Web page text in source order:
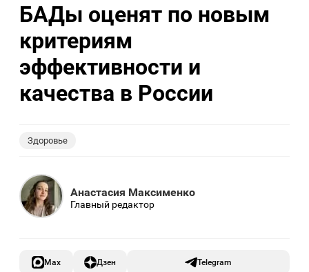
БАДы оценят по новым
критериям
эффективности и
качества в России
Здоровье
Анастасия Максименко
Главный редактор
Max Дзен Telegram